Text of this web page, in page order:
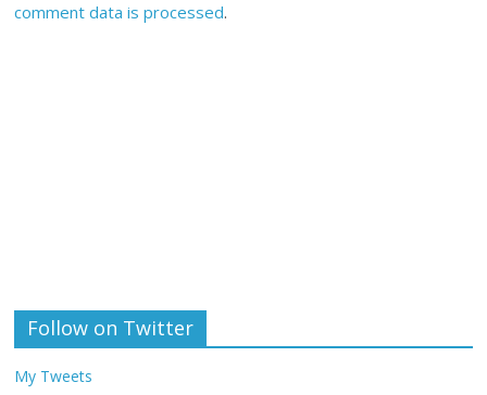
comment data is processed.
Follow on Twitter
My Tweets